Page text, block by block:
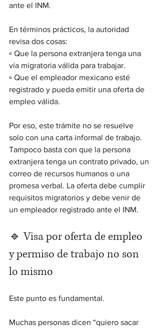
ante el INM.
En términos prácticos, la autoridad
revisa dos cosas:
▫️ Que la persona extranjera tenga una
vía migratoria válida para trabajar.
▫️ Que el empleador mexicano esté
registrado y pueda emitir una oferta de
empleo válida.
Por eso, este trámite no se resuelve
solo con una carta informal de trabajo.
Tampoco basta con que la persona
extranjera tenga un contrato privado, un
correo de recursos humanos o una
promesa verbal. La oferta debe cumplir
requisitos migratorios y debe venir de
un empleador registrado ante el INM.
🔹 Visa por oferta de empleo
y permiso de trabajo no son
lo mismo
Este punto es fundamental.
Muchas personas dicen “quiero sacar